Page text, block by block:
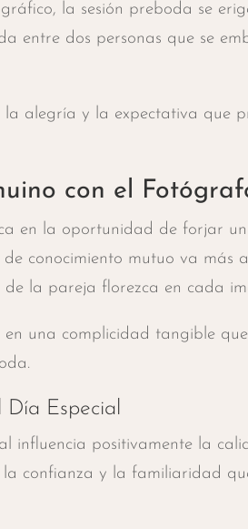
la sesión preboda se
entre dos personas que se
alegría y la expectativa que
con el
en la oportunidad de forjar un
conocimiento mutuo va más
la pareja florezca en cada
en una complicidad tangible
Especial
influencia positivamente la
confianza y la familiaridad